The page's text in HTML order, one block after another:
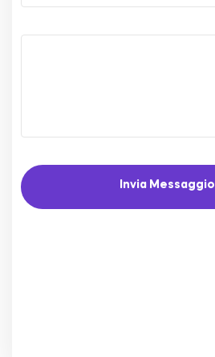
Invia Messaggio